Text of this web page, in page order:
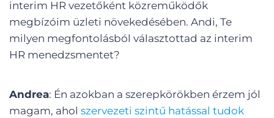
interim HR vezetőként közreműködők
megbízóim üzleti növekedésében. Andi, Te
milyen megfontolásból választottad az interim
HR menedzsmentet?
Andrea: Én azokban a szerepkörökben érzem jól
magam, ahol szervezeti szintű hatással tudok